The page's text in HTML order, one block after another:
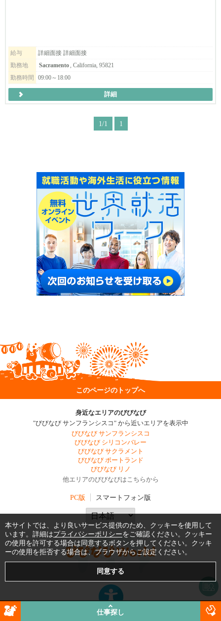
いたい、
そんな気持ちでここまでやってきました。
しっかり、トレーニングするプログラムがあります。
未経験者も大歓迎です！
給与
詳細面接 詳細面接
勤務地
Sacramento, California, 95821
勤務時間
09:00～18:00
詳細
1/1 1
このページのトップへ
身近なエリアのびびなび
"びびなび サンフランシスコ" から近いエリアを表示中
びびなび サンフランシスコ
びびなび シリコンバレー
びびなび サクラメント
びびなび ポートランド
びびなび リノ
他エリアのびびなびはこちらから
PC版 スマートフォン版
びびなびはアクセシビリティの向上に
仕事探し
本サイトでは、より良いサービス提供のため、クッキーを使用して
います。詳細はプライバシーポリシーをご確認ください。クッキー
の使用を許可する場合は同意するボタンを押してください。クッキ
ーの使用を拒否する場合は、ブラウザからご設定ください。